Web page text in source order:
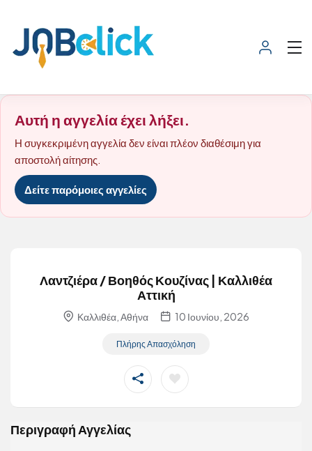
Αυτή η αγγελία έχει λήξει.
Η συγκεκριμένη αγγελία δεν είναι πλέον διαθέσιμη για
αποστολή αίτησης.
Δείτε παρόμοιες αγγελίες
Λαντζιέρα / Βοηθός Κουζίνας | Καλλιθέα
Αττική
Καλλιθέα, Αθήνα 10 Ιουνίου, 2026
Πλήρης Απασχόληση
Περιγραφή Αγγελίας